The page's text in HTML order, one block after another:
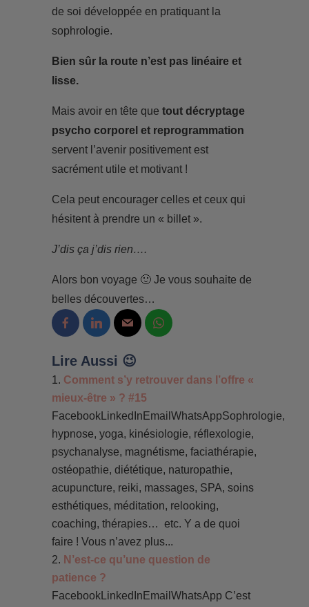
de soi développée en pratiquant la
sophrologie.
Bien sûr la route n’est pas linéaire et
lisse.
Mais avoir en tête que tout décryptage
psycho corporel et reprogrammation
servent l’avenir positivement est
sacrément utile et motivant !
Cela peut encourager celles et ceux qui
hésitent à prendre un « billet ».
J’dis ça j’dis rien….
Alors bon voyage 🙂 Je vous souhaite de
belles découvertes…
Lire Aussi 😉
Comment s’y retrouver dans l’offre «
mieux-être » ? #15
FacebookLinkedInEmailWhatsAppSophrologie,
hypnose, yoga, kinésiologie, réflexologie,
psychanalyse, magnétisme, faciathérapie,
ostéopathie, diététique, naturopathie,
acupuncture, reiki, massages, SPA, soins
esthétiques, méditation, relooking,
coaching, thérapies… etc. Y a de quoi
faire ! Vous n’avez plus...
N’est-ce qu’une question de
patience ?
FacebookLinkedInEmailWhatsApp C’est